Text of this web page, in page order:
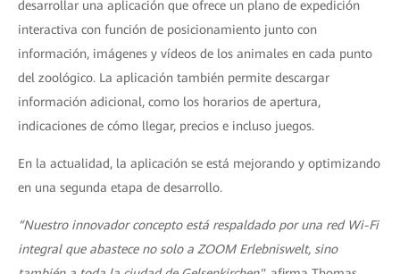
desarrollar una aplicación que ofrece un plano de expedición
interactiva con función de posicionamiento junto con
información, imágenes y vídeos de los animales en cada punto
del zoológico. La aplicación también permite descargar
información adicional, como los horarios de apertura,
indicaciones de cómo llegar, precios e incluso juegos.
En la actualidad, la aplicación se está mejorando y optimizando
en una segunda etapa de desarrollo.
“Nuestro innovador concepto está respaldado por una red Wi-Fi
integral que abastece no solo a ZOOM Erlebniswelt, sino